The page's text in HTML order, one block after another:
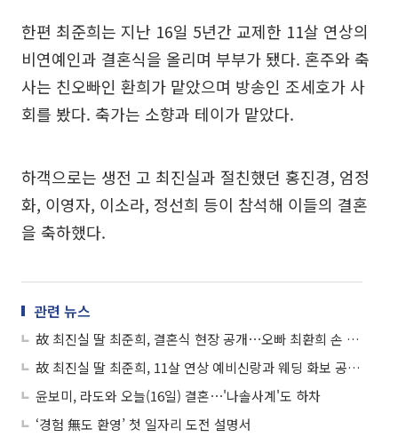
한편 최준희는 지난 16일 5년간 교제한 11살 연상의
비연예인과 결혼식을 올리며 부부가 됐다. 혼주와 축
사는 친오빠인 환희가 맡았으며 방송인 조세호가 사
회를 봤다. 축가는 소향과 테이가 맡았다.
하객으로는 생전 고 최진실과 절친했던 홍진경, 엄정
화, 이영자, 이소라, 정선희 등이 참석해 이들의 결혼
을 축하했다.
관련 뉴스
故 최진실 딸 최준희, 결혼식 현장 공개⋯오빠 최환희 손 잡고 입
故 최진실 딸 최준희, 11살 연상 예비신랑과 웨딩 화보 공개⋯母 빼닮은 미모
윤보미, 라도와 오늘(16일) 결혼⋯'나솔사계'도 하차
‘경험 無도 환영’ 첫 일자리 도전 설명서